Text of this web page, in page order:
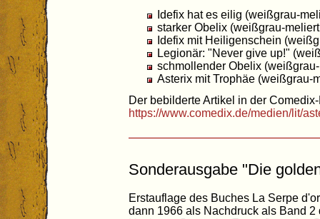
Idefix hat es eilig (weißgrau-
starker Obelix (weißgrau-
Idefix mit Heiligenschein
Legionär: "Never give up!"
schmollender Obelix
Asterix mit Trophäe (weißgrau-
Der bebilderte Artikel in der
https://www.comedix.de/medien/lit/
Sonderausgabe "Die
Erstauflage des Buches La Serpe
dann 1966 als Nachdruck als Band